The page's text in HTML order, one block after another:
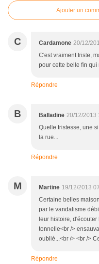
Ajouter un
C Cardamone 20/12/
C'est vraiment triste,
pour cette belle fin qui
Répondre
B Balladine 20/12/2013
Quelle tristesse, une
la rue...
Répondre
M Martine 19/12/2013
Certaine belles
par le vandalisme
leur histoire,
tonnelle<br />
oublié...<br /> <br />
Répondre